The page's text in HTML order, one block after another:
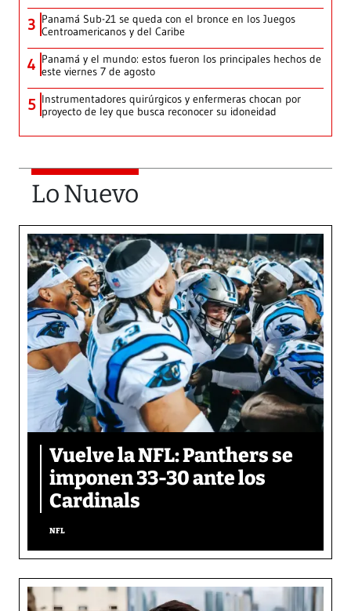
3 Panamá Sub-21 se queda con el bronce en los Juegos
Centroamericanos y del Caribe
4 Panamá y el mundo: estos fueron los principales hechos de
este viernes 7 de agosto
5 Instrumentadores quirúrgicos y enfermeras chocan por
proyecto de ley que busca reconocer su idoneidad
Lo Nuevo
Vuelve la NFL: Panthers se
imponen 33-30 ante los
Cardinals
NFL